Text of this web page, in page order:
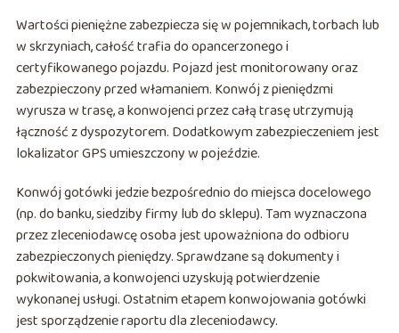
Wartości pieniężne zabezpiecza się w pojemnikach, torbach lub
w skrzyniach, całość trafia do opancerzonego i
certyfikowanego pojazdu. Pojazd jest monitorowany oraz
zabezpieczony przed włamaniem. Konwój z pieniędzmi
wyrusza w trasę, a konwojenci przez całą trasę utrzymują
łączność z dyspozytorem. Dodatkowym zabezpieczeniem jest
lokalizator GPS umieszczony w pojeździe.
Konwój gotówki jedzie bezpośrednio do miejsca docelowego
(np. do banku, siedziby firmy lub do sklepu). Tam wyznaczona
przez zleceniodawcę osoba jest upoważniona do odbioru
zabezpieczonych pieniędzy. Sprawdzane są dokumenty i
pokwitowania, a konwojenci uzyskują potwierdzenie
wykonanej usługi. Ostatnim etapem konwojowania gotówki
jest sporządzenie raportu dla zleceniodawcy.